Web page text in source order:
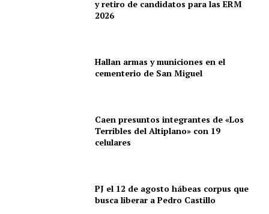
Diario los Andes
y retiro de candidatos para las ERM
2026
Hallan armas y municiones en el
cementerio de San Miguel
Caen presuntos integrantes de «Los
Terribles del Altiplano» con 19
celulares
PJ el 12 de agosto hábeas corpus que
busca liberar a Pedro Castillo